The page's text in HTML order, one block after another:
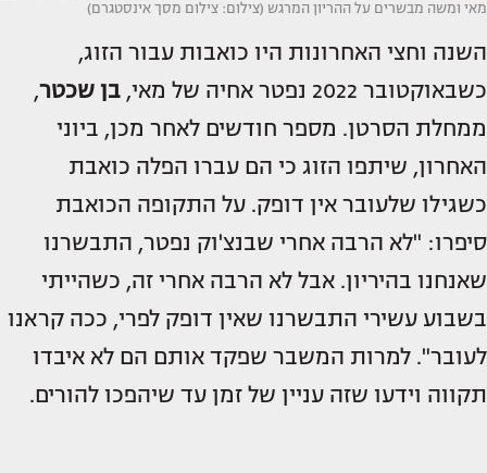
מאי ומשה מבשרים על ההריון המרגש (צילום: צילום מסך אינסטגרם)
השנה וחצי האחרונות היו כואבות עבור הזוג,
כשבאוקטובר 2022 נפטר אחיה של מאי,
בן שכטר,
ממחלת הסרטן. מספר חודשים לאחר מכן, ביוני
האחרון, שיתפו הזוג כי הם עברו הפלה כואבת
כשגילו שלעובר אין דופק. על התקופה הכואבת
סיפרו: "לא הרבה אחרי שבנצ'וק נפטר, התבשרנו
שאנחנו בהיריון. אבל לא הרבה אחרי זה, כשהייתי
בשבוע עשירי התבשרנו שאין דופק לפרי, ככה קראנו
לעובר". למרות המשבר שפקד אותם הם לא איבדו
תקווה וידעו שזה עניין של זמן עד שיהפכו להורים.